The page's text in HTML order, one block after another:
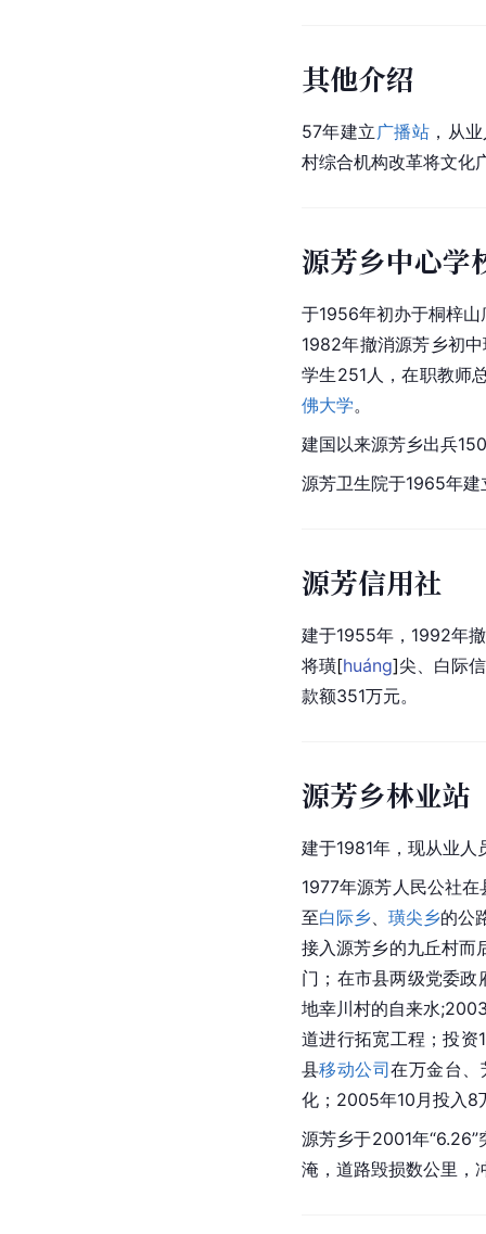
其他介绍
57年建立 广播站 ，从
村综合机构改革将文化
源芳乡中心学
于1956年初办于桐梓
1982年撤消源芳乡初
学生251人，在职教师
佛大学。
建国以来源芳乡出兵
源芳卫生院于1965年
源芳信用社
建于1955年，1992年
将璜[huáng]尖、白际
款额351万元。
源芳乡林业站
建于1981年，现从业人
1977年源芳人民公社
至白际乡 、璜尖乡的公
接入源芳乡的九丘村
门；在市县两级党委
地幸川村的自来水
道进行拓宽工程；投
县移动公司在万金台、
化；2005年10月投入8
源芳乡于2001年
淹，道路毁损数公里，